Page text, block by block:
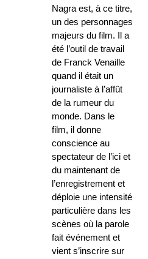
Nagra est, à ce titre,
un des personnages
majeurs du film. Il a
été l’outil de travail
de Franck Venaille
quand il était un
journaliste à l’affût
de la rumeur du
monde. Dans le
film, il donne
conscience au
spectateur de l’ici et
du maintenant de
l’enregistrement et
déploie une intensité
particulière dans les
scènes où la parole
fait événement et
vient s’inscrire sur